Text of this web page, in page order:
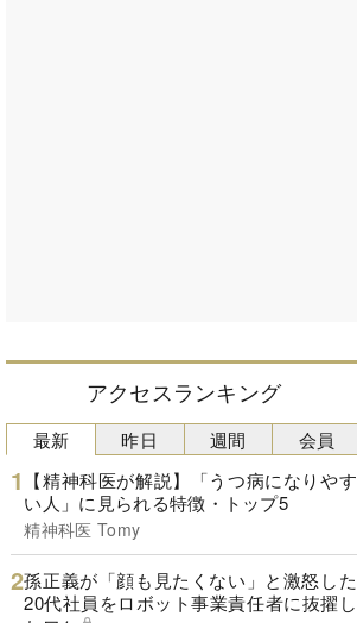
アクセスランキング
最新
【精神科医が解説】「うつ病になりやす
い人」に見られる特徴・トップ5
精神科医 Tomy
孫正義が「顔も見たくない」と激怒した
20代社員をロボット事業責任者に抜擢し
昨日 週間 会員